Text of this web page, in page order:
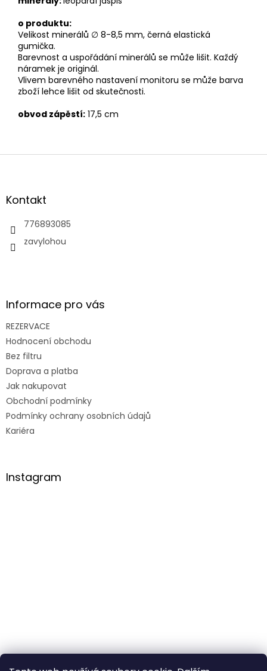
o produktu:
Velikost minerálů ∅ 8-8,5 mm, černá elastická
gumička.
Barevnost a uspořádání minerálů se může lišit. Každý
náramek je originál.
Vlivem barevného nastavení monitoru se může barva
zboží lehce lišit od skutečnosti.
obvod zápěstí: 17,5 cm
Z
aKontakt
776893085
zavylohou
Informace pro vás
REZERVACE
Hodnocení obchodu
Bez filtru
Doprava a platba
Jak nakupovat
Obchodní podmínky
Podmínky ochrany osobních údajů
Kariéra
Instagram